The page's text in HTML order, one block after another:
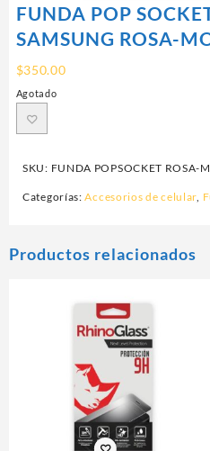
FUNDA POP
SAMSUNG ROSA-
$350.00
Agotado
SKU: FUNDA POPSOCKET ROSA-
Categorías:Accesorios de celular,
Productos relacionados